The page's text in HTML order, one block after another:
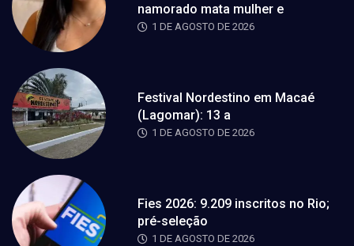
namorado mata mulher e
1 DE AGOSTO DE 2026
Festival Nordestino em Macaé
(Lagomar): 13 a
1 DE AGOSTO DE 2026
Fies 2026: 9.209 inscritos no Rio;
pré-seleção
1 DE AGOSTO DE 2026